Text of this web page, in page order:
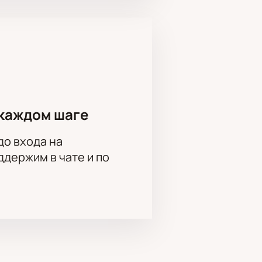
места для групповых
шаге
входа на
в чате и по